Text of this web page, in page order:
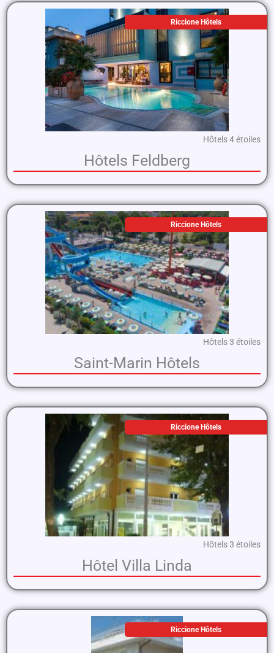
Riccione Hôtels
Hôtels 4 étoiles
Hôtels Feldberg
Riccione Hôtels
Hôtels 3 étoiles
Saint-Marin Hôtels
Riccione Hôtels
Hôtels 3 étoiles
Hôtel Villa Linda
Riccione Hôtels